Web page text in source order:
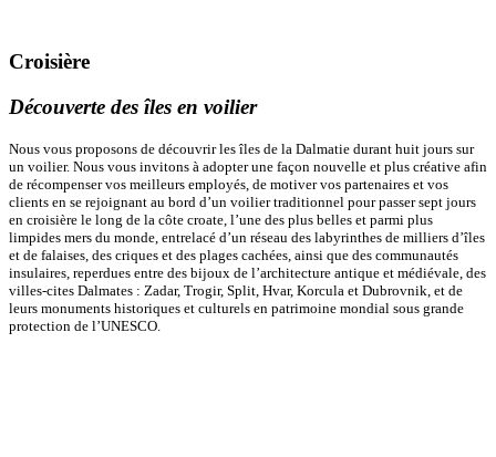
Croisière
Découverte des îles en voilier
Nous vous proposons de découvrir les îles de la Dalmatie durant huit jours sur
un voilier. Nous vous invitons à adopter une façon nouvelle et plus créative afin
de récompenser vos meilleurs employés, de motiver vos partenaires et vos
clients en se rejoignant au bord d’un voilier traditionnel pour passer sept jours
en croisière le long de la côte croate , l’une des plus belles et parmi plus
limpides mers du monde, entrelacé d’un réseau des labyrinthes de milliers d’îles
et de falaises, des criques et des plages cachées, ainsi que des communautés
insulaires , reperdues entre des bijoux de l’architecture antique et médiévale, des
villes-cites Dalmates : Zadar, Trogir, Split , Hvar, Korcula et Dubrovnik, et de
leurs monuments historiques et culturels en patrimoine mondial sous grande
protection de l’UNESCO.